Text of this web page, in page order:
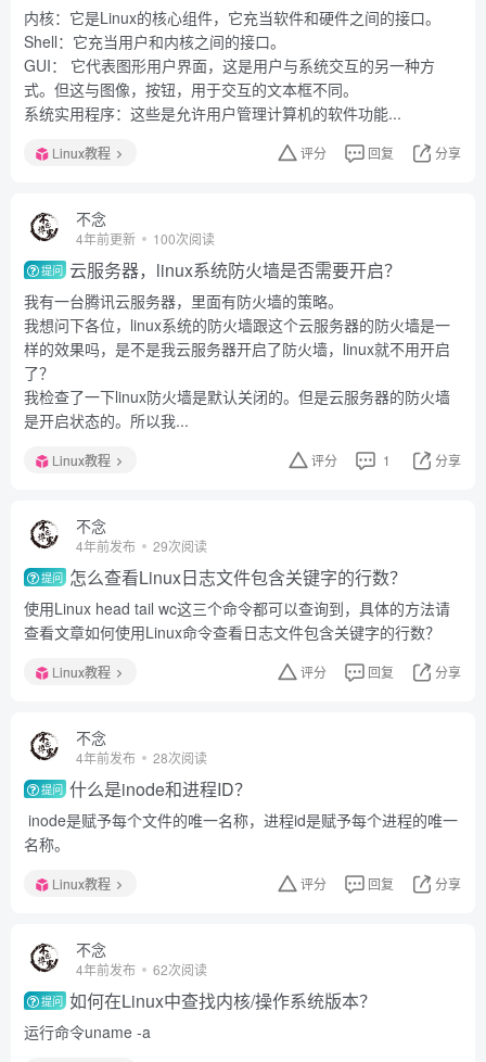
内核：它是Linux的核心组件，它充当软件和硬件之间的接口。
Shell：它充当用户和内核之间的接口。
GUI： 它代表图形用户界面，这是用户与系统交互的另一种方
式。但这与图像，按钮，用于交互的文本框不同。
系统实用程序：这些是允许用户管理计算机的软件功能...
Linux教程 评分 回复 分享
不念
4年前更新 100次阅读
提问 云服务器，linux系统防火墙是否需要开启？
我有一台腾讯云服务器，里面有防火墙的策略。
我想问下各位，linux系统的防火墙跟这个云服务器的防火墙是一
样的效果吗，是不是我云服务器开启了防火墙，linux就不用开启
了？
我检查了一下linux防火墙是默认关闭的。但是云服务器的防火墙
是开启状态的。所以我...
Linux教程 评分 1 分享
不念
4年前发布 29次阅读
提问 怎么查看Linux日志文件包含关键字的行数？
使用Linux head tail wc这三个命令都可以查询到，具体的方法请
查看文章如何使用Linux命令查看日志文件包含关键字的行数？
Linux教程 评分 回复 分享
不念
4年前发布 28次阅读
提问 什么是inode和进程ID？
inode是赋予每个文件的唯一名称，进程id是赋予每个进程的唯一
名称。
Linux教程 评分 回复 分享
不念
4年前发布 62次阅读
提问 如何在Linux中查找内核/操作系统版本？
运行命令uname -a